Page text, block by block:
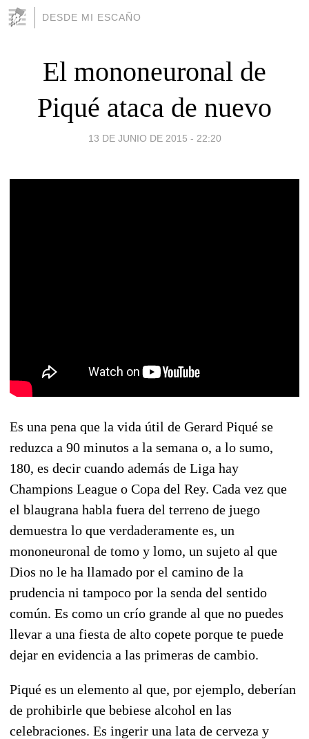
DESDE MI ESCAÑO
El mononeuronal de
Piqué ataca de nuevo
13 DE JUNIO DE 2015 - 22:20
Es una pena que la vida útil de Gerard Piqué se
reduzca a 90 minutos a la semana o, a lo sumo,
180, es decir cuando además de Liga hay
Champions League o Copa del Rey. Cada vez que
el blaugrana habla fuera del terreno de juego
demuestra lo que verdaderamente es, un
mononeuronal de tomo y lomo, un sujeto al que
Dios no le ha llamado por el camino de la
prudencia ni tampoco por la senda del sentido
común. Es como un crío grande al que no puedes
llevar a una fiesta de alto copete porque te puede
dejar en evidencia a las primeras de cambio.
Piqué es un elemento al que, por ejemplo, deberían
de prohibirle que bebiese alcohol en las
celebraciones. Es ingerir una lata de cerveza y